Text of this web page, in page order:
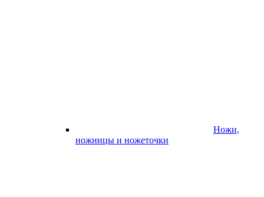
Ножи,
ножницы и ножеточки